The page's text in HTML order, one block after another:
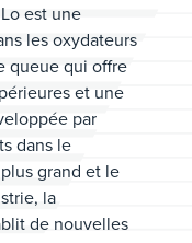
est une
les oxydateurs
queue qui offre
et une
par
dans le
grand et le
la
de nouvelles